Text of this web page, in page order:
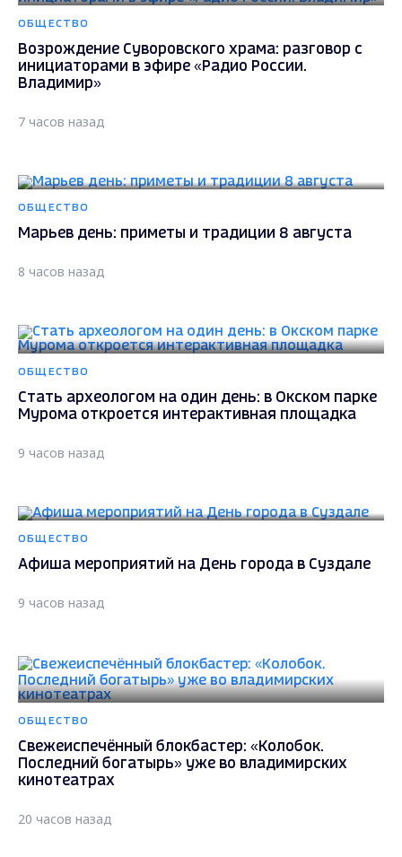
ОБЩЕСТВО
Возрождение Суворовского храма: разговор с
инициаторами в эфире «Радио России.
Владимир»
7 часов назад
ОБЩЕСТВО
Марьев день: приметы и традиции 8 августа
8 часов назад
ОБЩЕСТВО
Стать археологом на один день: в Окском парке
Мурома откроется интерактивная площадка
9 часов назад
ОБЩЕСТВО
Афиша мероприятий на День города в Суздале
9 часов назад
ОБЩЕСТВО
Свежеиспечённый блокбастер: «Колобок.
Последний богатырь» уже во владимирских
кинотеатрах
20 часов назад